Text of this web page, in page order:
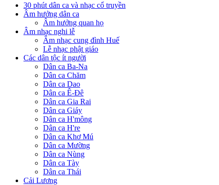
30 phút dân ca và nhạc cổ truyền
Âm hưởng dân ca
Âm hưởng quan họ
Âm nhạc nghi lễ
Âm nhạc cung đình Huế
Lễ nhạc phật giáo
Các dân tộc ít người
Dân ca Ba-Na
Dân ca Chăm
Dân ca Dao
Dân ca Ê-Đê
Dân ca Gia Rai
Dân ca Giáy
Dân ca H'mông
Dân ca H're
Dân ca Khơ Mú
Dân ca Mường
Dân ca Nùng
Dân ca Tày
Dân ca Thái
Cải Lương